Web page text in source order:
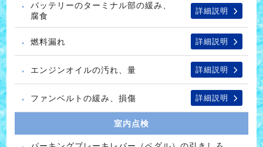
バッテリーのターミナル部の緩み、
腐食
詳細説明
燃料漏れ 詳細説明
エンジンオイルの汚れ、量 詳細説明
ファンベルトの緩み、損傷 詳細説明
室内点検